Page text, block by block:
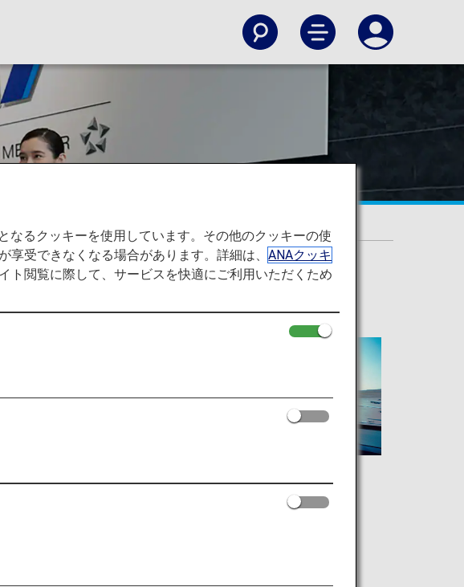
線航空券
マイルを使う
なるクッキーを使用しています。その他のクッキーの使
享受できなくなる場合があります。詳細は、ANAクッキ
ト閲覧に際して、サービスを快適にご利用いただくため